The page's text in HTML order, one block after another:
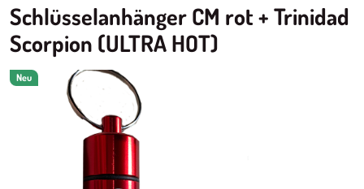
Neu
Schlüsselanhänger CM rot + Trinidad
Scorpion (ULTRA HOT)